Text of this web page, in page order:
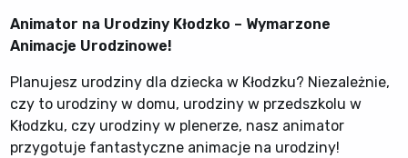
Animator na Urodziny Kłodzko – Wymarzone
Animacje Urodzinowe!
Planujesz urodziny dla dziecka w Kłodzku? Niezależnie,
czy to urodziny w domu, urodziny w przedszkolu w
Kłodzku, czy urodziny w plenerze, nasz animator
przygotuje fantastyczne animacje na urodziny!